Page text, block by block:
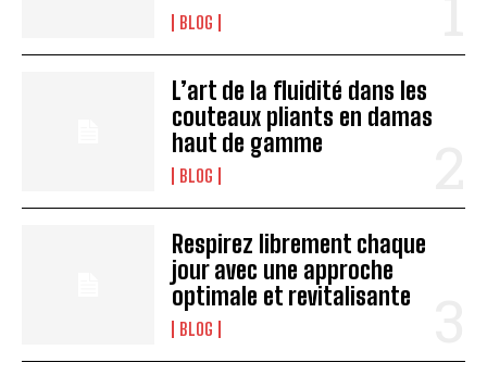
BLOG
L’art de la fluidité dans les
couteaux pliants en damas
haut de gamme
BLOG
Respirez librement chaque
jour avec une approche
optimale et revitalisante
BLOG